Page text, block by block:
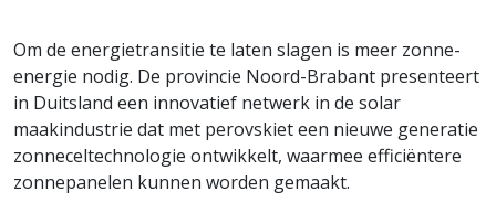
Om de energietransitie te laten slagen is meer zonne-
energie nodig. De provincie Noord-Brabant presenteert
in Duitsland een innovatief netwerk in de solar
maakindustrie dat met perovskiet een nieuwe generatie
zonneceltechnologie ontwikkelt, waarmee efficiëntere
zonnepanelen kunnen worden gemaakt.